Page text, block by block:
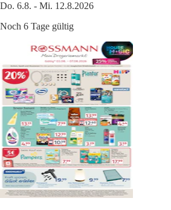
Do. 6.8. - Mi. 12.8.2026
Noch 6 Tage gültig